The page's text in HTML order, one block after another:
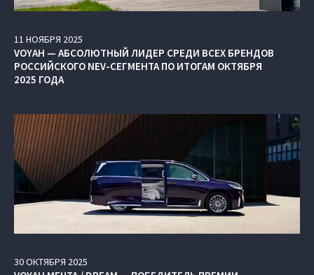
11 НОЯБРЯ 2025
VOYAH — АБСОЛЮТНЫЙ ЛИДЕР СРЕДИ ВСЕХ БРЕНДОВ
РОССИЙСКОГО NEV-СЕГМЕНТА ПО ИТОГАМ ОКТЯБРЯ
2025 ГОДА
30ОКТЯБРЯ 2025